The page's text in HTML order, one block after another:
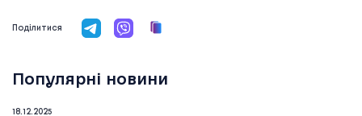
Поділитися
Популярні новини
18.12.2025